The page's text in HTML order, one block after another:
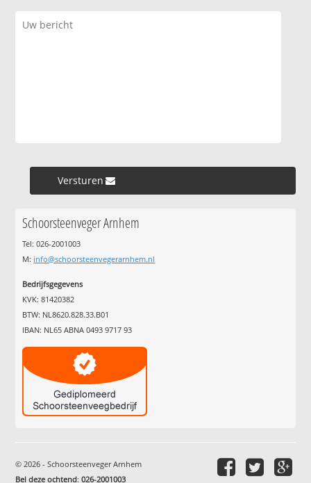
Versturen »
Schoorsteenveger Arnhem
Tel: 026-2001003
M: info@schoorsteenvegerarnhem.nl
Bedrijfsgegevens
KVK: 81420382
BTW: NL8620.828.33.B01
IBAN: NL65 ABNA 0493 9717 93
© 2026 - Schoorsteenveger Arnhem
Bel deze ochtend:026-2001003